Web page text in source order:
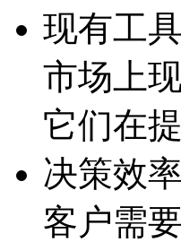
现有工
市场上
它们在
决策效
客户需